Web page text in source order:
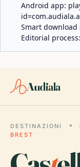
Android app:
Smart download
Editorial process:
Audiala
DESTINAZIONI
BREST